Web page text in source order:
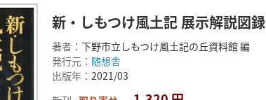
新・しもつけ風土記 展示解説図録
著者： 下野市立しもつけ風土記の丘資料館 編
発行元： 随想舎
出版年： 2021/03